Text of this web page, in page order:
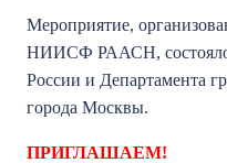
Мероприятие,
НИИСФ РААСН,
России и Департамента
города Москвы.
ПРИГЛАШАЕМ!